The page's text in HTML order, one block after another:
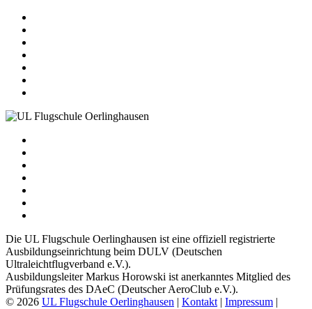
Die UL Flugschule Oerlinghausen ist eine offiziell registrierte
Ausbildungseinrichtung beim DULV (Deutschen
Ultraleichtflugverband e.V.).
Ausbildungsleiter Markus Horowski ist anerkanntes Mitglied des
Prüfungsrates des DAeC (Deutscher AeroClub e.V.).
© 2026 UL Flugschule Oerlinghausen | Kontakt | Impressum |